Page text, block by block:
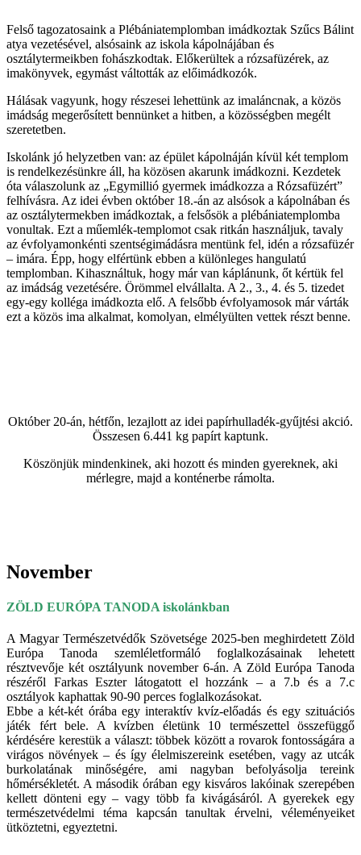
Felső tagozatosaink a Plébániatemplomban imádkoztak Szűcs Bálint
atya vezetésével, alsósaink az iskola kápolnájában és
osztálytermeikben fohászkodtak. Előkerültek a rózsafüzérek, az
imakönyvek, egymást váltották az előimádkozók.
Hálásak vagyunk, hogy részesei lehettünk az imaláncnak, a közös
imádság megerősített bennünket a hitben, a közösségben megélt
szeretetben.
Iskolánk jó helyzetben van: az épület kápolnáján kívül két templom
is rendelkezésünkre áll, ha közösen akarunk imádkozni. Kezdetek
óta válaszolunk az „Egymillió gyermek imádkozza a Rózsafüzért”
felhívásra. Az idei évben október 18.-án az alsósok a kápolnában és
az osztálytermekben imádkoztak, a felsősök a plébániatemplomba
vonultak. Ezt a műemlék-templomot csak ritkán használjuk, tavaly
az évfolyamonkénti szentségimádásra mentünk fel, idén a rózsafüzér
– imára. Épp, hogy elfértünk ebben a különleges hangulatú
templomban. Kihasználtuk, hogy már van káplánunk, őt kértük fel
az imádság vezetésére. Örömmel elvállalta. A 2., 3., 4. és 5. tizedet
egy-egy kolléga imádkozta elő. A felsőbb évfolyamosok már várták
ezt a közös ima alkalmat, komolyan, elmélyülten vettek részt benne.
Október 20-án, hétfőn, lezajlott az idei papírhulladék-gyűjtési akció.
Összesen 6.441 kg papírt kaptunk.
Köszönjük mindenkinek, aki hozott és minden gyereknek, aki
mérlegre, majd a konténerbe rámolta.
November
ZÖLD EURÓPA TANODA iskolánkban
A Magyar Természetvédők Szövetsége 2025-ben meghirdetett Zöld
Európa Tanoda szemléletformáló foglalkozásainak lehetett
résztvevője két osztályunk november 6-án. A Zöld Európa Tanoda
részéről Farkas Eszter látogatott el hozzánk – a 7.b és a 7.c
osztályok kaphattak 90-90 perces foglalkozásokat.
Ebbe a két-két órába egy interaktív kvíz-előadás és egy szituációs
játék fért bele. A kvízben életünk 10 természettel összefüggő
kérdésére kerestük a választ: többek között a rovarok fontosságára a
virágos növények – és így élelmiszereink esetében, vagy az utcák
burkolatának minőségére, ami nagyban befolyásolja tereink
hőmérsékletét. A második órában egy kisváros lakóinak szerepében
kellett dönteni egy – vagy több fa kivágásáról. A gyerekek egy
természetvédelmi téma kapcsán tanultak érvelni, véleményeiket
ütköztetni, egyeztetni.